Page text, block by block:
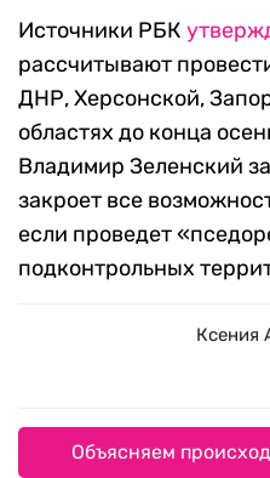
Источники РБК
рассчитывают
ДНР, Херсонской,
областях до конца
Владимир Зеленский
закроет все
если проведет
подконтрольных
Ксения
Объясняем